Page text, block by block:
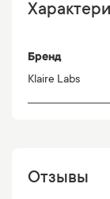
Бренд
Klaire Labs
Отзывы